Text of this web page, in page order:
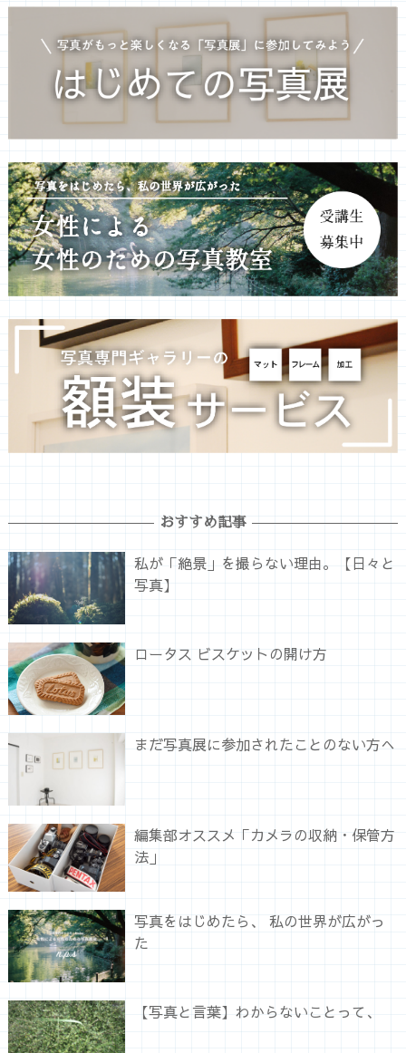
おすすめ記事
私が「絶景」を撮らない理由。【日々と
写真】
ロータス ビスケットの開け方
まだ写真展に参加されたことのない方へ
編集部オススメ「カメラの収納・保管方
法」
写真をはじめたら、 私の世界が広がっ
た
【写真と言葉】わからないことって、